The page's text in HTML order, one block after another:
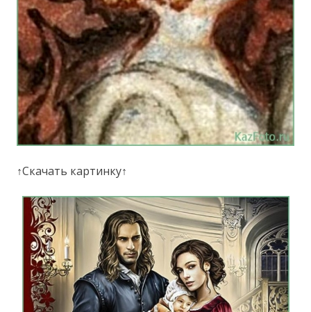
↑Скачать картинку↑